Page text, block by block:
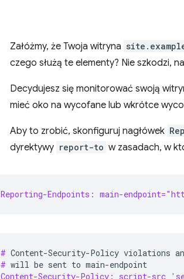
Załóżmy, że Twoja witryna
czego służą te elementy? Nie szkodzi,
Decydujesz się monitorować swoją
mieć oko na wycofane lub wkrótce
Aby to zrobić, skonfiguruj nagłówek
dyrektywy report-to w zasadach, w
Reporting-Endpoints: main-
# Content-Security-Policy violations
# will be sent to
Content-Security-Policy: script-src